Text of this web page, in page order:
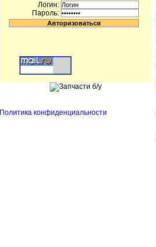
Логин:
Пароль:
Политика конфиденциальности